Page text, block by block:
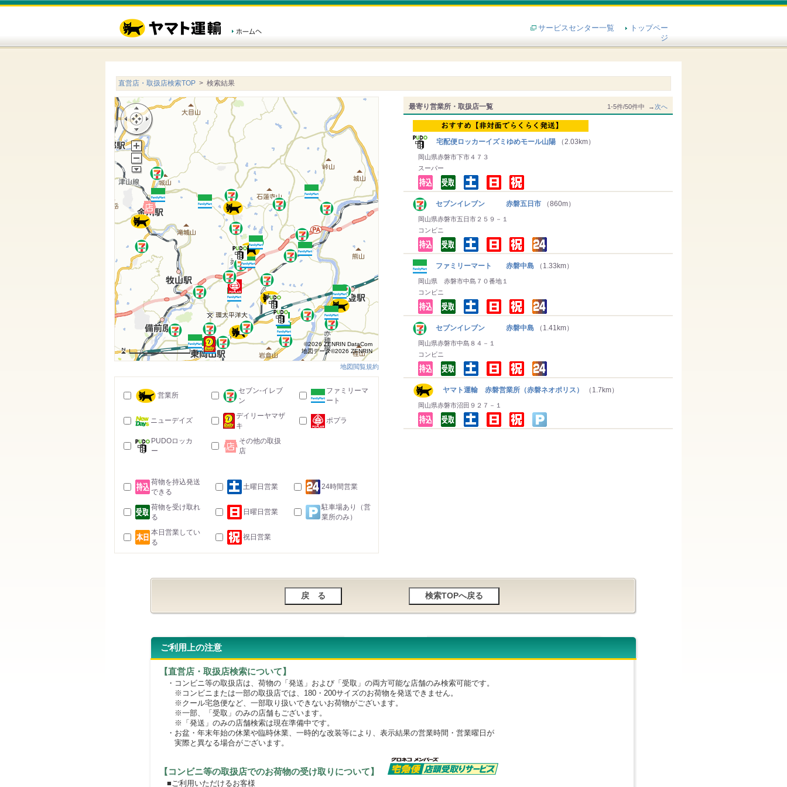
サービスセンター一覧
トップペー
ジ
直営店・取扱店検索TOP > 検索結果
最寄り営業所・取扱店一覧 1-5件/50件中 →次へ
宅配便ロッカーイズミゆめモール山陽 （2.03km）
岡山県赤磐市下市４７３
スーパー
セブンイレブン 赤磐五日市 （860m）
岡山県赤磐市五日市２５９－１
コンビニ
ファミリーマート 赤磐中島 （1.33km）
岡山県 赤磐市中島７０番地１
コンビニ
セブンイレブン 赤磐中島 （1.41km）
岡山県赤磐市中島８４－１
コンビニ
ヤマト運輸 赤磐営業所（赤磐ネオポリス） （1.7km）
岡山県赤磐市沼田９２７－１
5km
©2026 ZENRIN DataCom
地図データ©2026 ZENRIN
地図閲覧規約
営業所
セブン-イレブ
ン
ファミリーマ
ート
ニューデイズ
デイリーヤマザ
キ
ポプラ
PUDOロッカ
ー
その他の取扱
店
荷物を持込発送
できる
土曜日営業 24時間営業
荷物を受け取れ
る
日曜日営業
駐車場あり（営
業所のみ）
本日営業してい
る
祝日営業
ご利用上の注意
【直営店・取扱店検索について】
・コンビニ等の取扱店は、荷物の「発送」および「受取」の両方可能な店舗のみ検索可能です。
※コンビニまたは一部の取扱店では、180・200サイズのお荷物を発送できません。
※クール宅急便など、一部取り扱いできないお荷物がございます。
※一部、「受取」のみの店舗もございます。
※「発送」のみの店舗検索は現在準備中です。
・お盆・年末年始の休業や臨時休業、一時的な改装等により、表示結果の営業時間・営業曜日が
実際と異なる場合がございます。
【コンビニ等の取扱店でのお荷物の受け取りについて】
■ご利用いただけるお客様